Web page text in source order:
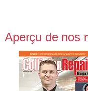
Aperçu de nos